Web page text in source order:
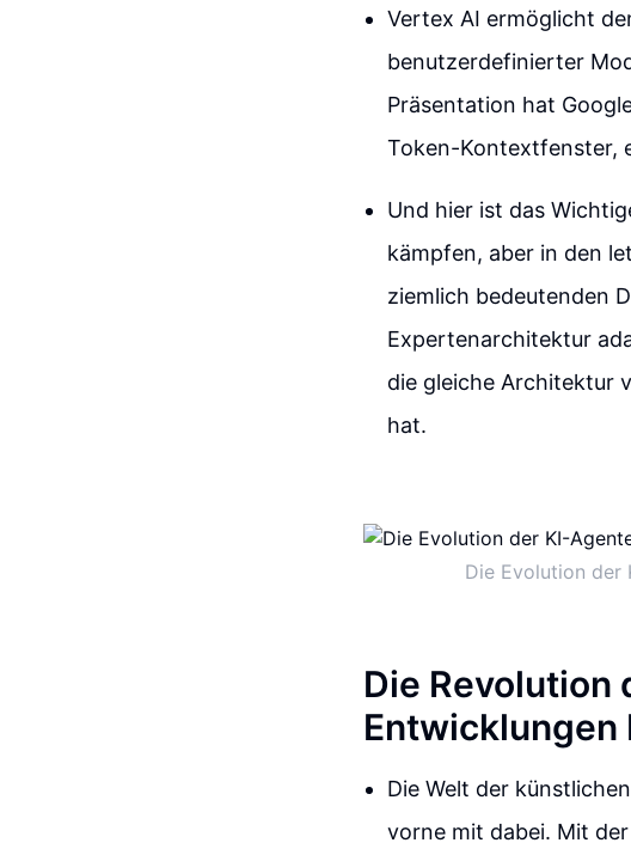
Vertex AI ermöglicht
benutzerdefinierter
Präsentation hat
Token-Kontextfenster,
Und hier ist das
kämpfen, aber in den
ziemlich bedeutenden
Expertenarchitektur
die gleiche Architektur
hat.
Die Evolution der
Die Revolution
Entwicklungen
Die Welt der
vorne mit dabei. Mit